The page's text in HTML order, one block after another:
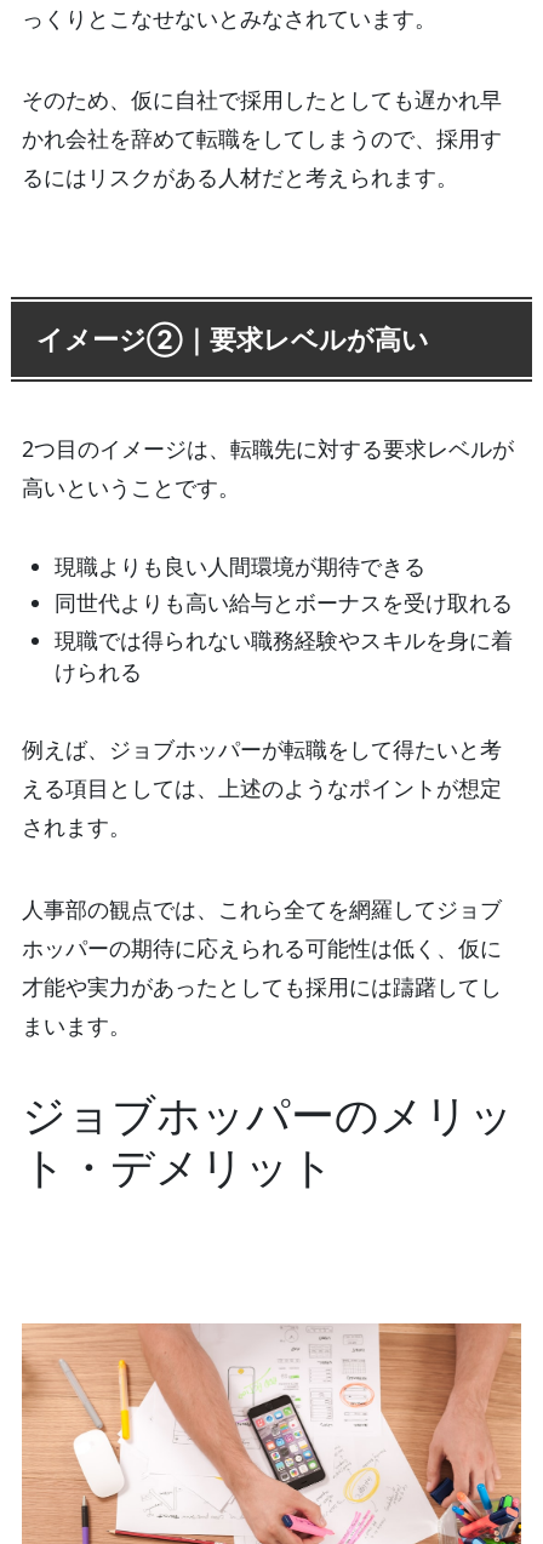
っくりとこなせないとみなされています。
そのため、仮に自社で採用したとしても遅かれ早
かれ会社を辞めて転職をしてしまうので、採用す
るにはリスクがある人材だと考えられます。
イメージ②｜要求レベルが高い
2つ目のイメージは、転職先に対する要求レベルが
高いということです。
現職よりも良い人間環境が期待できる
同世代よりも高い給与とボーナスを受け取れる
現職では得られない職務経験やスキルを身に着
けられる
例えば、ジョブホッパーが転職をして得たいと考
える項目としては、上述のようなポイントが想定
されます。
人事部の観点では、これら全てを網羅してジョブ
ホッパーの期待に応えられる可能性は低く、仮に
才能や実力があったとしても採用には躊躇してし
まいます。
ジョブホッパーのメリッ
ト・デメリット